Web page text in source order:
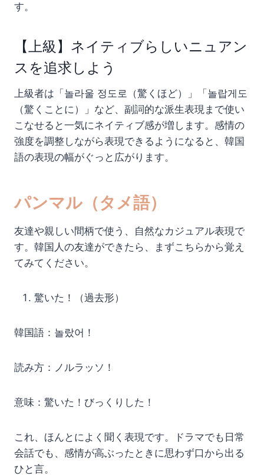
す。
【上級】ネイティブらしいニュアン
スを追求しよう
上級者は「놀라울 정도로（驚くほど）」「놀랍게도
（驚くことに）」など、副詞的な派生表現まで使い
こなせると一気にネイティブ感が増します。感情の
強度を調整しながら表現できるようになると、韓国
語の表現の幅がぐっと広がります。
パンマル（タメ語）
友達や親しい間柄で使う、自然なカジュアル表現で
す。韓国人の友達ができたら、まずこちらから覚え
てみてください。
驚いた！（過去形）
韓国語：놀랐어！
読み方：ノルラッソ！
意味：驚いた！びっくりした！
これ、ほんとによく聞く表現です。ドラマでも日常
会話でも、感情が高ぶったときに思わず口から出る
ひと言。